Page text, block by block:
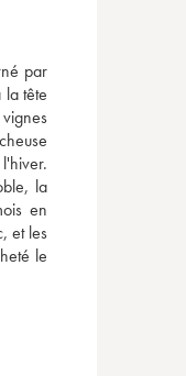
par
la tête
la
en
et les
le